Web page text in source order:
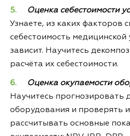
Оценка себестоимости
Узнаете, из каких факторов
себестоимость медицинской
зависит. Научитесь
расчёта их себестоимости.
Оценка окупаемости
Научитесь прогнозировать
оборудования и проверять
рассчитывать основные